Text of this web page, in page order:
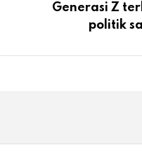
Generasi Z
politik